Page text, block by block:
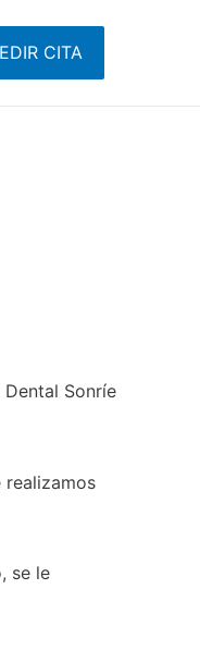
CITA
Sonríe
realizamos
se le